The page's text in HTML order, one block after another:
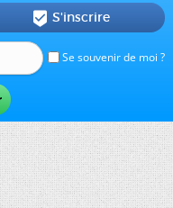
Se souvenir de moi ?
 S'inscrire